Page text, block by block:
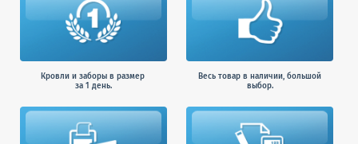
Кровли и заборы в размер
за 1 день.
Весь товар в наличии, большой
выбор.